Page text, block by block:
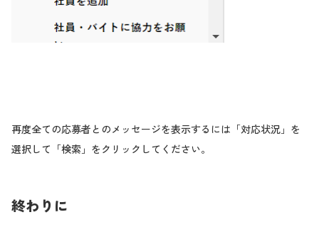
再度全ての応募者とのメッセージを表示するには「対応状況」を
選択して「検索」をクリックしてください。
終わりに